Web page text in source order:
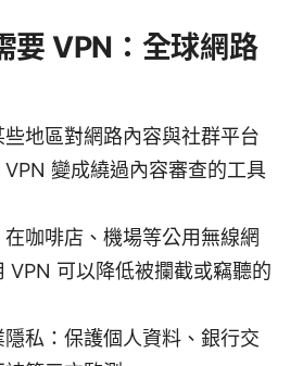
要 VPN：全球網路
地區對網路內容與社群平台
變成繞過內容審查的工具
咖啡店、機場等公用無線網
VPN 可以降低被攔截或竊聽的
私：保護個人資料、銀行交